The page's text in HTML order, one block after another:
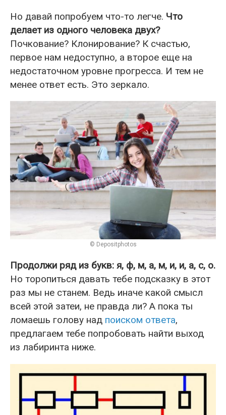
Но давай попробуем что-то легче. Что
делает из одного человека двух?
Почкование? Клонирование? К счастью,
первое нам недоступно, а второе еще на
недостаточном уровне прогресса. И тем не
менее ответ есть. Это зеркало.
© Depositphotos
Продолжи ряд из букв: я, ф, м, а, м, и, и, а, с, о.
Но торопиться давать тебе подсказку в этот
раз мы не станем. Ведь иначе какой смысл
всей этой затеи, не правда ли? А пока ты
ломаешь голову над поиском ответа,
предлагаем тебе попробовать найти выход
из лабиринта ниже.